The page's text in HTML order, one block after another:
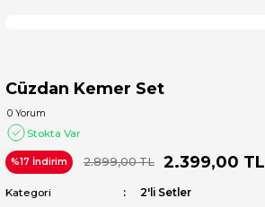
Cüzdan Kemer Set
0 Yorum
Stokta Var
%17 İndirim 2.899,00 TL 2.399,00 TL
Kategori
2'li Setler